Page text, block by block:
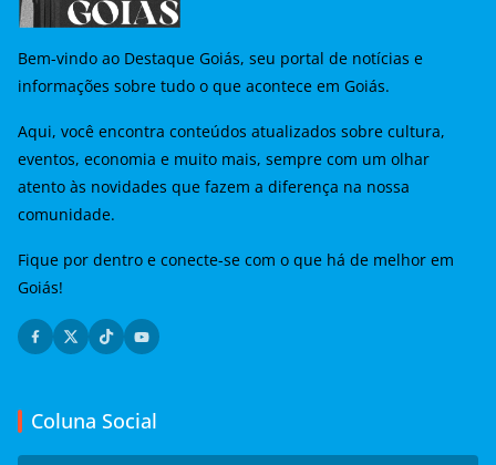
Bem-vindo ao Destaque Goiás, seu portal de notícias e
informações sobre tudo o que acontece em Goiás.
Aqui, você encontra conteúdos atualizados sobre cultura,
eventos, economia e muito mais, sempre com um olhar
atento às novidades que fazem a diferença na nossa
comunidade.
Fique por dentro e conecte-se com o que há de melhor em
Goiás!
Coluna Social